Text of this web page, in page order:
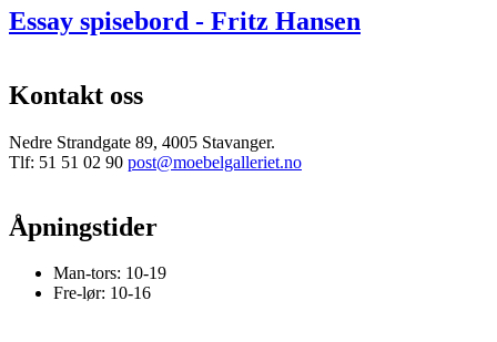
Essay spisebord - Fritz Hansen
Kontakt oss
Nedre Strandgate 89, 4005 Stavanger.
Tlf: 51 51 02 90 post@moebelgalleriet.no
Åpningstider
Man-tors: 10-19
Fre-lør: 10-16